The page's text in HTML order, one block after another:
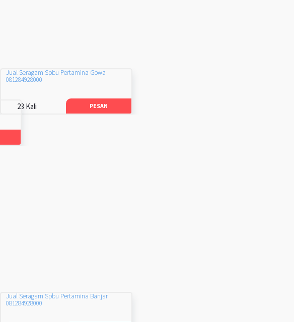
Jual Seragam Spbu Pertamina Gowa
081284928000
23 Kali PESAN
Jual Seragam Spbu Pertamina Banjar
081284928000